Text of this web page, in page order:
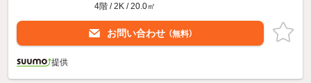
4階 / 2K / 20.0㎡
お問い合わせ （無料）
提供